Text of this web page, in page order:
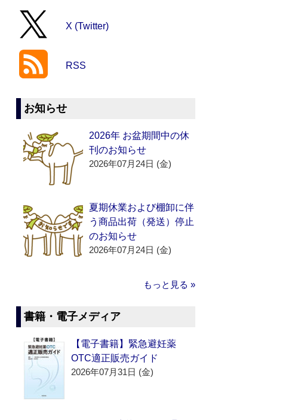
X (Twitter)
RSS
お知らせ
2026年 お盆期間中の休
刊のお知らせ
2026年07月24日 (金)
夏期休業および棚卸に伴
う商品出荷（発送）停止
のお知らせ
2026年07月24日 (金)
もっと見る »
書籍・電子メディア
【電子書籍】緊急避妊薬
OTC適正販売ガイド
2026年07月31日 (金)